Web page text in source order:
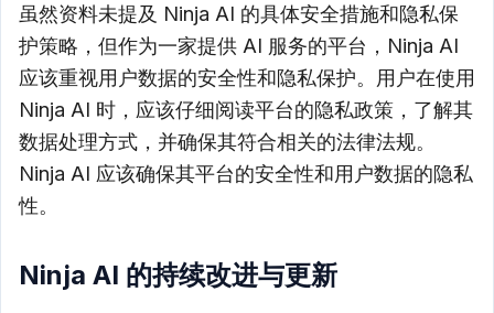
虽然资料未提及 Ninja AI 的具体安全措施和隐私保
护策略，但作为一家提供 AI 服务的平台，Ninja AI
应该重视用户数据的安全性和隐私保护。用户在使用
Ninja AI 时，应该仔细阅读平台的隐私政策，了解其
数据处理方式，并确保其符合相关的法律法规。
Ninja AI 应该确保其平台的安全性和用户数据的隐私
性。
Ninja AI 的持续改进与更新